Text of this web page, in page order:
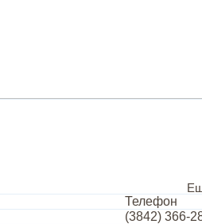
Телефон
(3842) 366-